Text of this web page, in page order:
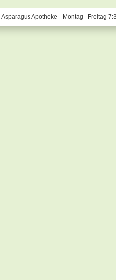
Asparagus Apotheke: Montag - Freitag